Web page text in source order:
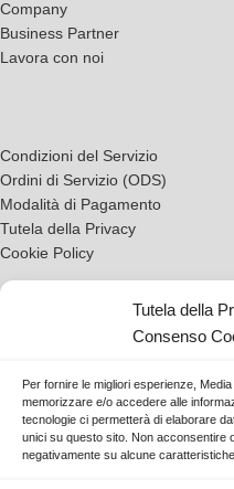
Tutela della
Consenso
Per fornire le migliori esperienze,
memorizzare e/o accedere alle
tecnologie ci permetterà di elaborare
unici su questo sito. Non acconsentire
negativamente su alcune
Milano Musei Arte
Company
Business Partner
Lavora con noi
Condizioni del Servizio
Ordini di Servizio (ODS)
Modalità di Pagamento
Tutela della Privacy
Cookie Policy